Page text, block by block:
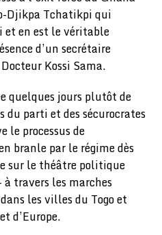
Djikpa Tchatikpi qui
et en est le véritable
d’un secrétaire
Kossi Sama.
quelques jours plutôt de
du parti et des sécurocrates
le processus de
branle par le régime dès
sur le théâtre politique
travers les marches
les villes du Togo et
d’Europe.